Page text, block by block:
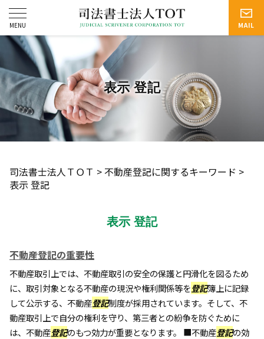
表示 登記
司法書士法人ＴＯＴ >不動産登記に関するキーワード >
表示 登記
表示 登記
不動産登記の重要性
不動産取引上では、不動産取引の安全の保護と円滑化を図るため
に、取引対象となる不動産の現況や権利関係等を登記簿上に記録
して公示する、不動産登記制度が採用されています。そして、不
動産取引上で自分の権利を守り、第三者との紛争を防ぐために
は、不動産登記のもつ効力が重要となります。 ■不動産登記の効